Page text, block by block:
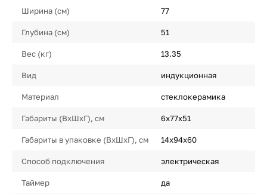
Ширина (см) 77
Глубина (см) 51
Вес (кг) 13.35
Вид индукционная
Материал стеклокерамика
Габариты (ВхШхГ), см 6x77x51
Габариты в упаковке (ВхШхГ), см 14x94x60
Способ подключения электрическая
Таймер да